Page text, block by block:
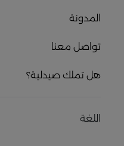
المدونة
تواصل معنا
هل تملك صيدلية؟
اللغة